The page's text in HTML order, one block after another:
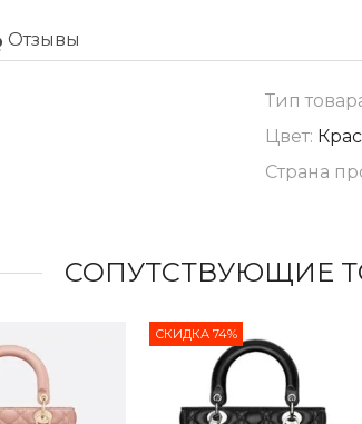
Отзывы
Тип
Цвет:
Страна
СОПУТСТВУЮЩИЕ
СКИДКА 74%